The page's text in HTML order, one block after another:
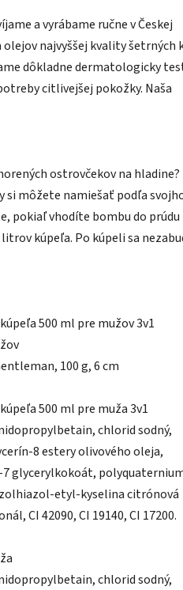
a vyrábame ručne v Českej
najvyššej kvality šetrných
dôkladne dermatologicky
citlivejšej pokožky. Naša
ostrovčekov na hladine?
si môžete namiešať podľa
pokiaľ vhodíte bombu do prúdu
kúpeľa. Po kúpeli sa
500 ml pre mužov 3v1
100 g, 6 cm
500 ml pre muža 3v1
chlorid sodný,
8 estery olivového oleja,
glycerylkokoát,
etyl-kyselina citrónová
CI 42090, CI 19140, CI 17200.
chlorid sodný,